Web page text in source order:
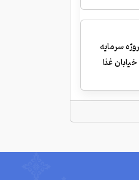
سرمایه
غذا